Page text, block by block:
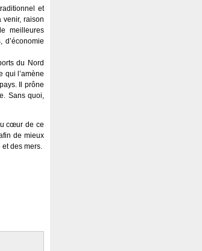
et
venir, raison
meilleures
d’économie
du Nord
qui l’amène
Il prône
Sans quoi,
cœur de ce
de mieux
des mers.